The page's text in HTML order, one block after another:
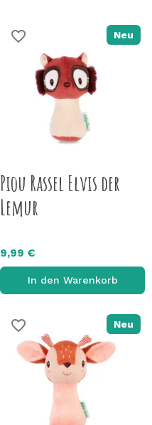
Neu
favorite_border
Piou Rassel Elvis der
Lemur
9,99 €
In den Warenkorb
Neu
favorite_border